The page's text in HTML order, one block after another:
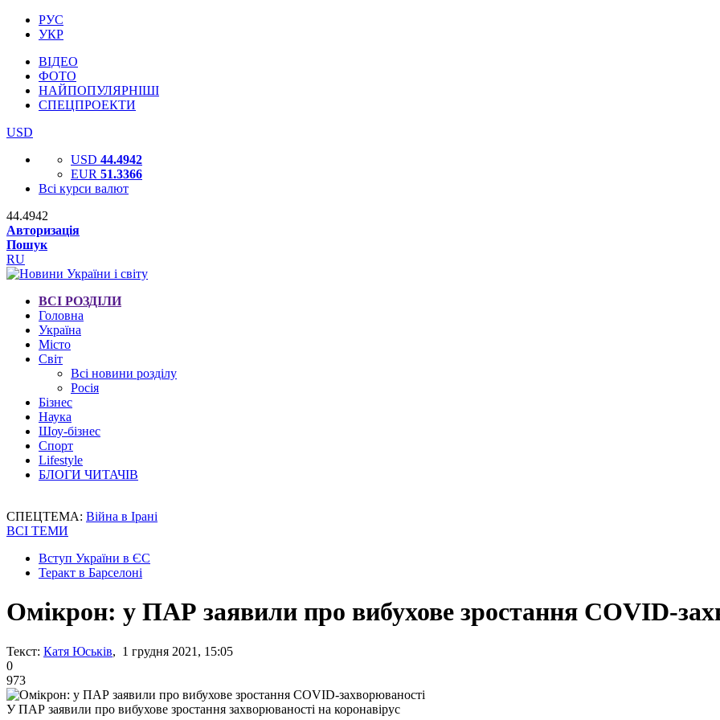
РУС
УКР
ВІДЕО
ФОТО
НАЙПОПУЛЯРНІШІ
СПЕЦПРОЕКТИ
USD
USD 44.4942
EUR 51.3366
Всі курси валют
44.4942
Авторизація
Пошук
RU
ВСІ РОЗДІЛИ
Головна
Україна
Місто
Світ
Всі новини розділу
Росія
Бізнес
Наука
Шоу-бізнес
Спорт
Lifestyle
БЛОГИ ЧИТАЧІВ
СПЕЦТЕМА: Війна в Ірані
ВСІ ТЕМИ
Вступ України в ЄС
Теракт в Барселоні
Омікрон: у ПАР заявили про вибухове зростання COVID-
Текст: Катя Юськів, 1 грудня 2021, 15:05
0
973
У ПАР заявили про вибухове зростання захворюваності на коронавірус